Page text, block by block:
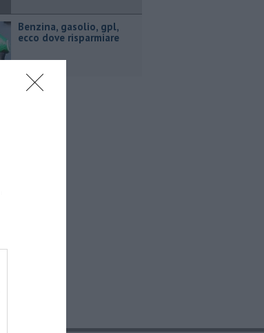
​Benzina, gasolio, gpl,
ecco dove risparmiare